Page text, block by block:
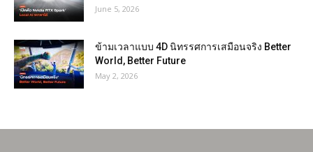
June 5, 2026
ข้ามเวลาแบบ 4D นิทรรศการเสมือนจริง Better
World, Better Future
May 2, 2026